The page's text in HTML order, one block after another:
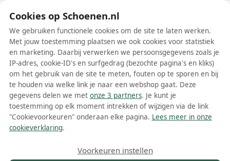
Schoenen.nl
Wis filters Alle filters
Bruine Jimmy Choo dames boots
Meer lezen
Cookies op Schoenen.nl
We gebruiken functionele cookies om de site te laten werken.
Met jouw toestemming plaatsen we ook cookies voor statistiek
en marketing. Daarbij verwerken we persoonsgegevens zoals je
IP-adres, cookie-ID's en surfgedrag (bezochte pagina's en kliks)
om het gebruik van de site te meten, fouten op te sporen en bij
te houden via welke link je naar een webshop gaat. Deze
gegevens delen we met onze 3 partners. Je kunt je
toestemming op elk moment intrekken of wijzigen via de link
"Cookievoorkeuren" onderaan elke pagina. Lees meer in onze
cookieverklaring.
Voorkeuren instellen